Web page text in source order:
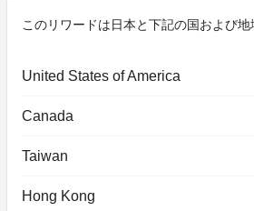
このリワードは日本と下記の国および地
United States of America
Canada
Taiwan
Hong Kong